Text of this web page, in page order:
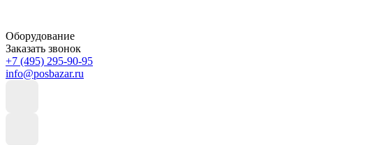
Оборудование
Заказать звонок
+7 (495) 295-90-95
info@posbazar.ru